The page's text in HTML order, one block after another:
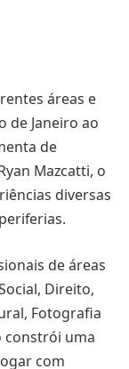
áreas e
de Janeiro ao
de
Mazcatti, o
diversas
de áreas
Direito,
Fotografia
constrói uma
com